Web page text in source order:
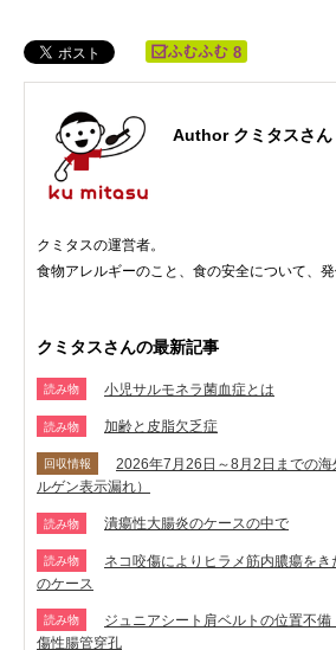
8
Author クミタスさん
クミタスの運営者。
食物アレルギーのこと、食の安全について、発
クミタスさんの最新記事
読み物 小児サルモネラ菌血症とは
読み物 加齢と皮脂欠乏症
回収情報
2026年7月26日～8月2日までの
ルゲン表示漏れ）
読み物 潰瘍性大腸炎のケースの中で
読み物
ネコ咬傷によりヒラメ筋内膿瘍を
のケース
読み物
ジュニアシート肩ベルトの位置不
傷性腸管穿孔